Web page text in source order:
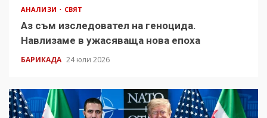
АНАЛИЗИ СВЯТ
Аз съм изследовател на геноцида.
Навлизаме в ужасяваща нова епоха
БАРИКАДА 24 юли 2026